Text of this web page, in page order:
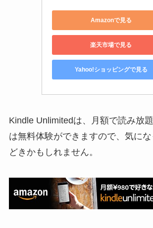
Amazonで見る
楽天市場で見る
Yahoo!ショッピングで見る
Kindle Unlimitedは、月額で読み放
は無料体験ができますので、気に
どきかもしれません。